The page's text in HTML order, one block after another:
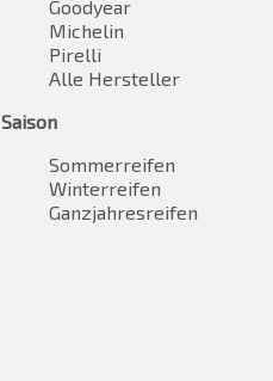
Goodyear
Michelin
Pirelli
Alle Hersteller
Saison
Sommerreifen
Winterreifen
Ganzjahresreifen